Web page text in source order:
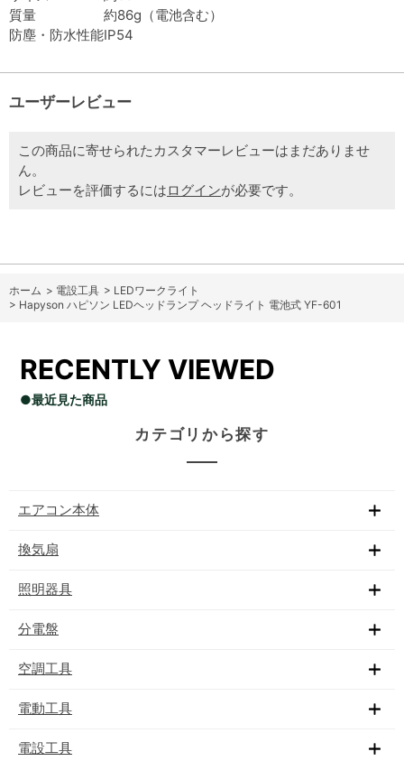
質量
約86g（電池含む）
防塵・防水性能IP54
ユーザーレビュー
この商品に寄せられたカスタマーレビューはまだありませ
ん。
レビューを評価するにはログインが必要です。
ホーム > 電設工具 > LEDワークライト
> Hapyson ハピソン LEDヘッドランプ ヘッドライト 電池式 YF-601
RECENTLY VIEWED
●最近見た商品
カテゴリから探す
エアコン本体
換気扇
照明器具
分電盤
空調工具
電動工具
電設工具